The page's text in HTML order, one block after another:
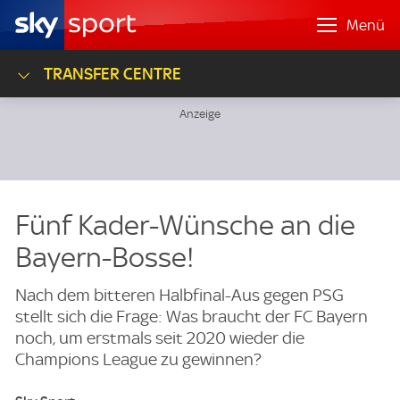
Menü
TRANSFER CENTRE
Fünf Kader-Wünsche an die
Bayern-Bosse!
Nach dem bitteren Halbfinal-Aus gegen PSG
stellt sich die Frage: Was braucht der FC Bayern
noch, um erstmals seit 2020 wieder die
Champions League zu gewinnen?